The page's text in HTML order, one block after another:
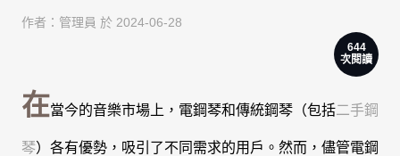
作者： 管理員 於 2024-06-28
644
次閱讀
在當今的音樂市場上，電鋼琴和傳統鋼琴（包括二手鋼
琴）各有優勢，吸引了不同需求的用戶。然而，儘管電鋼